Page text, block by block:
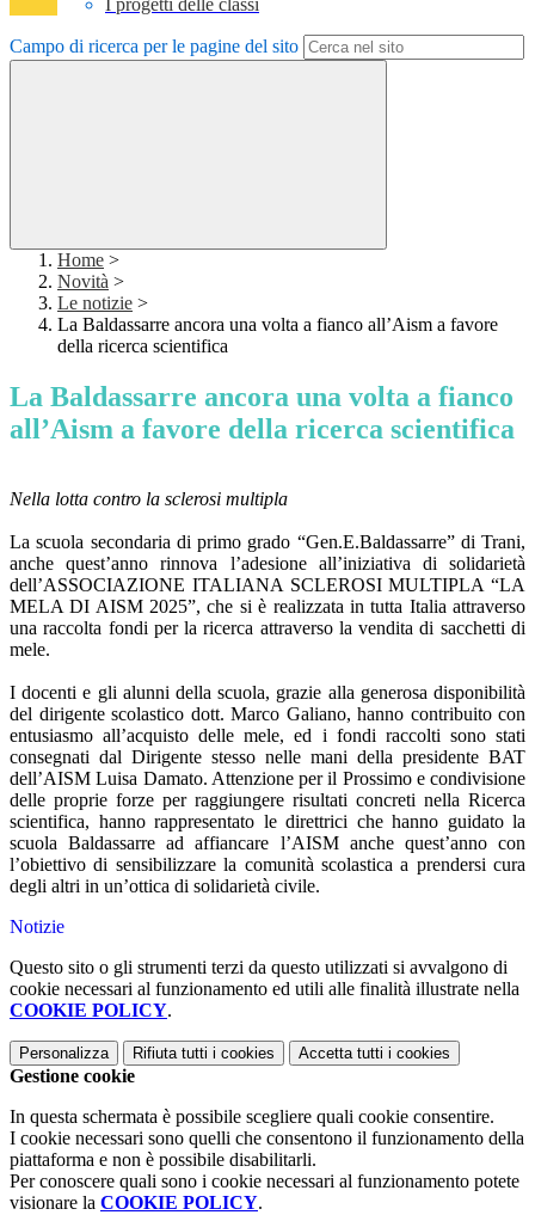
I progetti delle classi
Campo di ricerca per le pagine del sito
Home >
Novità >
Le notizie >
La Baldassarre ancora una volta a fianco all’Aism a favore
della ricerca scientifica
La Baldassarre ancora una volta a fianco
all’Aism a favore della ricerca scientifica
Nella lotta contro la sclerosi multipla
La scuola secondaria di primo grado “Gen.E.Baldassarre” di Trani,
anche quest’anno rinnova l’adesione all’iniziativa di solidarietà
dell’ASSOCIAZIONE ITALIANA SCLEROSI MULTIPLA “LA
MELA DI AISM 2025”, che si è realizzata in tutta Italia attraverso
una raccolta fondi per la ricerca attraverso la vendita di sacchetti di
mele.
I docenti e gli alunni della scuola, grazie alla generosa disponibilità
del dirigente scolastico dott. Marco Galiano, hanno contribuito con
entusiasmo all’acquisto delle mele, ed i fondi raccolti sono stati
consegnati dal Dirigente stesso nelle mani della presidente BAT
dell’AISM Luisa Damato. Attenzione per il Prossimo e condivisione
delle proprie forze per raggiungere risultati concreti nella Ricerca
scientifica, hanno rappresentato le direttrici che hanno guidato la
scuola Baldassarre ad affiancare l’AISM anche quest’anno con
l’obiettivo di sensibilizzare la comunità scolastica a prendersi cura
degli altri in un’ottica di solidarietà civile.
Notizie
Questo sito o gli strumenti terzi da questo utilizzati si avvalgono di
cookie necessari al funzionamento ed utili alle finalità illustrate nella
COOKIE POLICY.
Personalizza Rifiuta tutti i cookies Accetta tutti i cookies
Gestione cookie
In questa schermata è possibile scegliere quali cookie consentire.
I cookie necessari sono quelli che consentono il funzionamento della
piattaforma e non è possibile disabilitarli.
Per conoscere quali sono i cookie necessari al funzionamento potete
visionare la COOKIE POLICY.